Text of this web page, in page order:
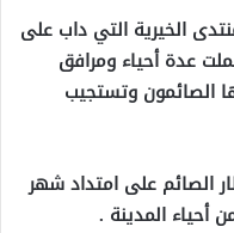
الخيرية التي داب على
عدة أحياء ومرافق
الصائمون وتستجيب
الصائم على امتداد شهر
أحياء المدينة .